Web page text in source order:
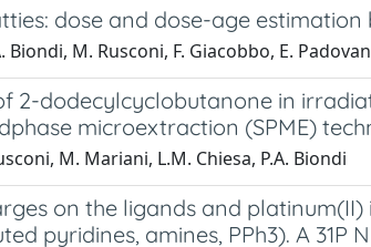
dose and dose-age
Biondi, M. Rusconi, F. Giacobbo, E.
2-dodecylcyclobutanone in
microextraction (SPME)
M. Mariani, L.M. Chiesa, P.A. Biondi
on the ligands and
pyridines, amines, PPh3). A 31P